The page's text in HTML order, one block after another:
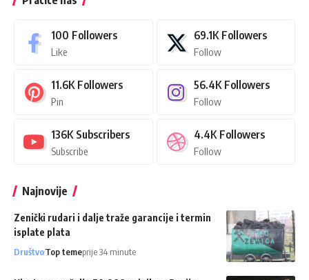
100 Followers
Like
69.1K Followers
Follow
11.6K Followers
Pin
56.4K Followers
Follow
136K Subscribers
Subscribe
4.4K Followers
Follow
Najnovije
Zenički rudari i dalje traže garancije i termin
isplate plata
DruštvoTop temeprije 34 minute